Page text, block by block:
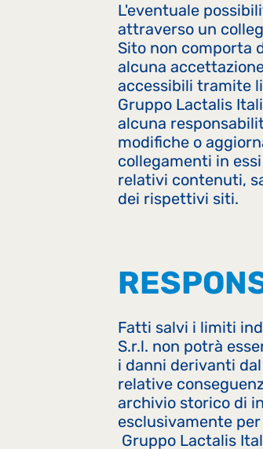
L'eventuale
attraverso un
Sito non comporta
alcuna
accessibili tramite
Gruppo Lactalis
alcuna
modifiche o
collegamenti in
relativi contenuti,
dei rispettivi siti.
Fatti salvi i limiti
S.r.l. non potrà
i danni derivanti
relative
archivio storico di
esclusivamente
Gruppo Lactalis